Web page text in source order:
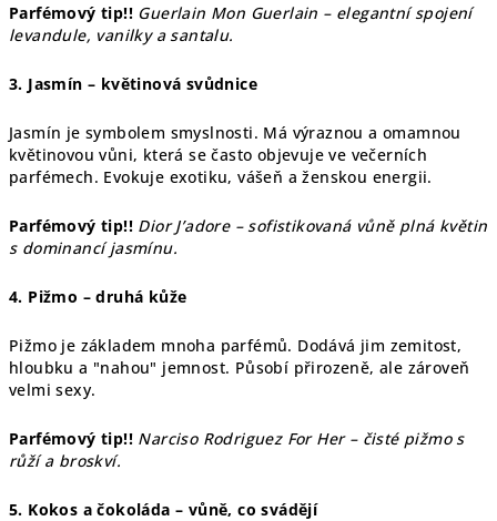
Parfémový tip!! Guerlain Mon Guerlain – elegantní spojení
levandule, vanilky a santalu.
3. Jasmín – květinová svůdnice
Jasmín je symbolem smyslnosti. Má výraznou a omamnou
květinovou vůni, která se často objevuje ve večerních
parfémech. Evokuje exotiku, vášeň a ženskou energii.
Parfémový tip!! Dior J’adore – sofistikovaná vůně plná květin
s dominancí jasmínu.
4. Pižmo – druhá kůže
Pižmo je základem mnoha parfémů. Dodává jim zemitost,
hloubku a "nahou" jemnost. Působí přirozeně, ale zároveň
velmi sexy.
Parfémový tip!! Narciso Rodriguez For Her – čisté pižmo s
růží a broskví.
5. Kokos a čokoláda – vůně, co svádějí